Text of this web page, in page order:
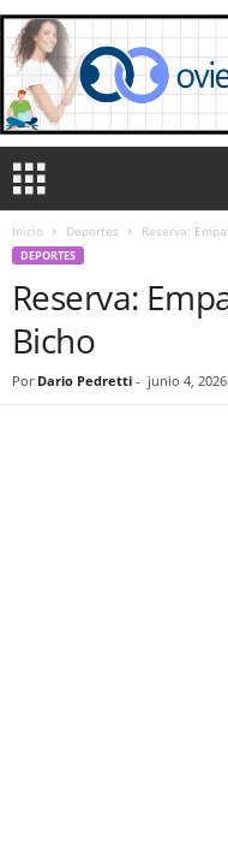
Inicio Deportes Reserva:
DEPORTES
Reserva:
Bicho
Por Dario Pedretti - junio 4, 2026